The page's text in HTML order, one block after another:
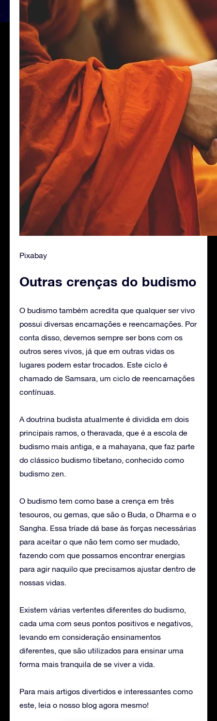
Pixabay
Outras crenças do budismo
O budismo também acredita que qualquer ser vivo
possui diversas encarnações e reencarnações. Por
conta disso, devemos sempre ser bons com os
outros seres vivos, já que em outras vidas os
lugares podem estar trocados. Este ciclo é
chamado de Samsara, um ciclo de reencarnações
contínuas.
A doutrina budista atualmente é dividida em dois
principais ramos, o theravada, que é a escola de
budismo mais antiga, e a mahayana, que faz parte
do clássico budismo tibetano, conhecido como
budismo zen.
O budismo tem como base a crença em três
tesouros, ou gemas, que são o Buda, o Dharma e o
Sangha. Essa tríade dá base às forças necessárias
para aceitar o que não tem como ser mudado,
fazendo com que possamos encontrar energias
para agir naquilo que precisamos ajustar dentro de
nossas vidas.
Existem várias vertentes diferentes do budismo,
cada uma com seus pontos positivos e negativos,
levando em consideração ensinamentos
diferentes, que são utilizados para ensinar uma
forma mais tranquila de se viver a vida.
Para mais artigos divertidos e interessantes como
este, leia o nosso blog agora mesmo!